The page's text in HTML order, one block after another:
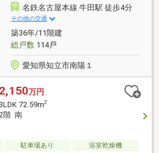
し後、ご入居前にリフォーム可能で
い！◆大容量収納◆クローゼット、
もあるため収納スペースには困りま
名鉄名古屋本線 牛田駅 徒歩4分
その他の交通
築36年/11階建
総戸数114戸
愛知県知立市南陽１
2,150万円
3LDK 72.59m2
2階 南
駐車場あり 浴室乾燥機